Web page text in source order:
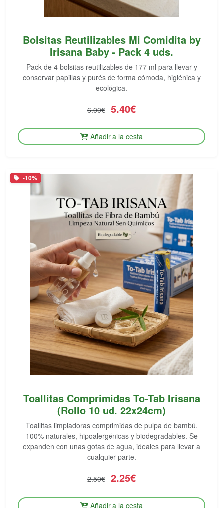
Bolsitas Reutilizables Mi Comidita by
Irisana Baby - Pack 4 uds.
Pack de 4 bolsitas reutilizables de 177 ml para llevar y
conservar papillas y purés de forma cómoda, higiénica y
ecológica.
6.00€ 5.40€
Añadir a la cesta
-10%
Toallitas Comprimidas To-Tab Irisana
(Rollo 10 ud. 22x24cm)
Toallitas limpiadoras comprimidas de pulpa de bambú.
100% naturales, hipoalergénicas y biodegradables. Se
expanden con unas gotas de agua, ideales para llevar a
cualquier parte.
2.50€ 2.25€
Añadir a la cesta